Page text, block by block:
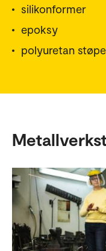
silikonformer
epoksy
polyuretan